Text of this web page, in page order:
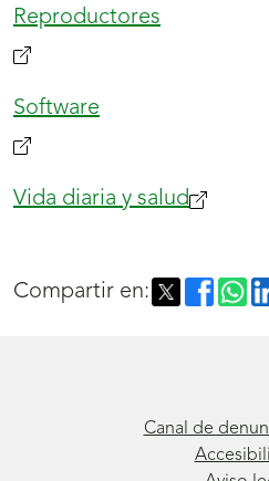
Reproductores
Software
Vida diaria y salud(se
nueva
Compartir en:
Canal de